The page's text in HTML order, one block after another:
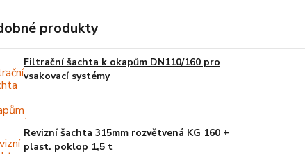
produkty
Filtrační šachta k okapům DN110/160 pro
vsakovací systémy
Revizní šachta 315mm rozvětvená KG 160 +
plast. poklop 1,5 t